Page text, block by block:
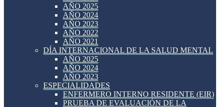
AÑO 2025
AÑO 2024
AÑO 2023
AÑO 2022
AÑO 2021
DÍA INTERNACIONAL DE LA SALUD MENTAL
AÑO 2025
AÑO 2024
AÑO 2023
ESPECIALIDADES
ENFERMERO INTERNO RESIDENTE (EIR)
PRUEBA DE EVALUACIÓN DE LA